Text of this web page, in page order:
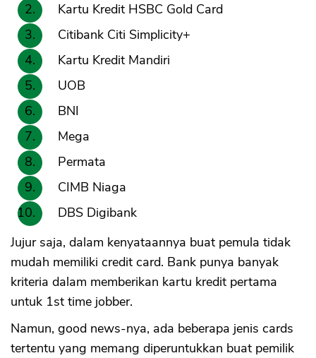
Kartu Kredit HSBC Gold Card
Citibank Citi Simplicity+
Kartu Kredit Mandiri
UOB
BNI
Mega
Permata
CIMB Niaga
DBS Digibank
Jujur saja, dalam kenyataannya buat pemula tidak
mudah memiliki credit card. Bank punya banyak
kriteria dalam memberikan kartu kredit pertama
untuk 1st time jobber.
Namun, good news-nya, ada beberapa jenis cards
tertentu yang memang diperuntukkan buat pemilik